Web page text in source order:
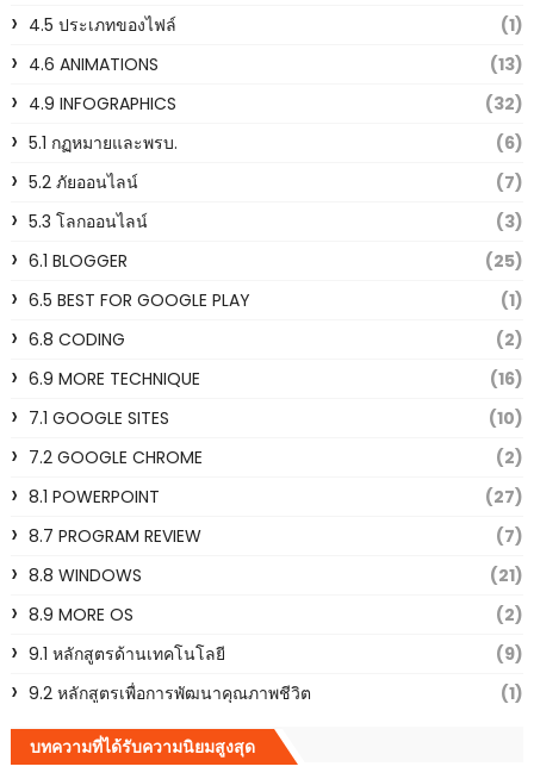
4.5 ประเภทของไฟล์
(1)
4.6 ANIMATIONS
(13)
4.9 INFOGRAPHICS
(32)
5.1 กฏหมายและพรบ.
(6)
5.2 ภัยออนไลน์
(7)
5.3 โลกออนไลน์
(3)
6.1 BLOGGER
(25)
6.5 BEST FOR GOOGLE PLAY
(1)
6.8 CODING
(2)
6.9 MORE TECHNIQUE
(16)
7.1 GOOGLE SITES
(10)
7.2 GOOGLE CHROME
(2)
8.1 POWERPOINT
(27)
8.7 PROGRAM REVIEW
(7)
8.8 WINDOWS
(21)
8.9 MORE OS
(2)
9.1 หลักสูตรด้านเทคโนโลยี
(9)
9.2 หลักสูตรเพื่อการพัฒนาคุณภาพชีวิต
(1)
บทความที่ได้รับความนิยมสูงสุด